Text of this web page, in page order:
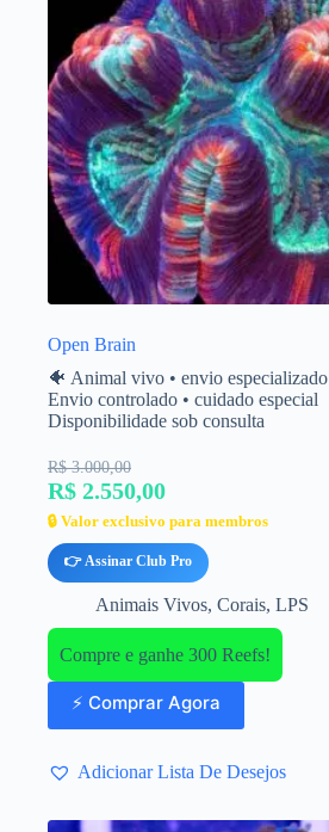
Open Brain
🐠 Animal vivo • envio especializado
Envio controlado • cuidado especial
Disponibilidade sob consulta
R$ 3.000,00
R$ 2.550,00
🔒 Valor exclusivo para membros
👉 Assinar Club Pro
Animais Vivos, Corais, LPS
Compre e ganhe 300 Reefs!
⚡ Comprar Agora
Adicionar Lista De Desejos